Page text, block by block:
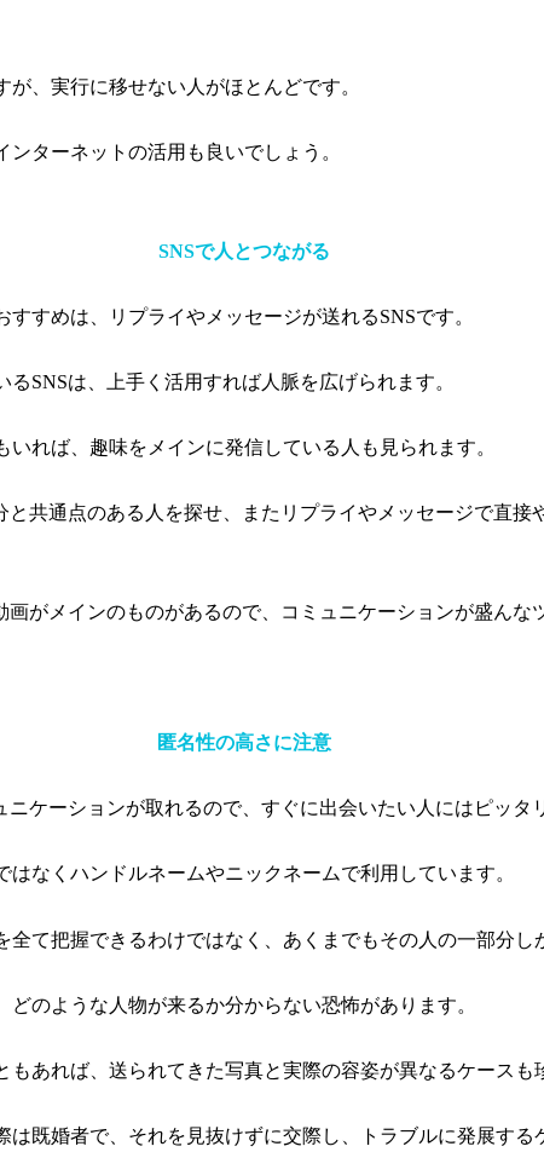
、実行に移せない人がほとんどです。
ターネットの活用も良いでしょう。
SNSで人とつながる
すすめは、リプライやメッセージが送れるSNSです。
SNSは、上手く活用すれば人脈を広げられます。
いれば、趣味をメインに発信している人も見られます。
と共通点のある人を探せ、またリプライやメッセージで直接
画がメインのものがあるので、コミュニケーションが盛んな
匿名性の高さに注意
ニケーションが取れるので、すぐに出会いたい人にはピッタ
はなくハンドルネームやニックネームで利用しています。
全て把握できるわけではなく、あくまでもその人の一部分し
のような人物が来るか分からない恐怖があります。
もあれば、送られてきた写真と実際の容姿が異なるケースも
は既婚者で、それを見抜けずに交際し、トラブルに発展する